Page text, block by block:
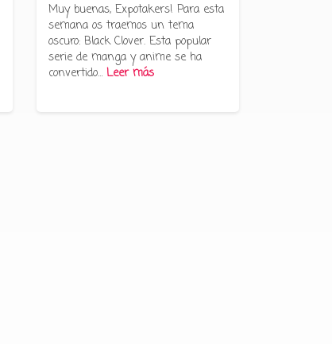
Muy buenas, Expotakers! Para esta
semana os traemos un tema
oscuro: Black Clover. Esta popular
serie de manga y anime se ha
convertido… Leer más